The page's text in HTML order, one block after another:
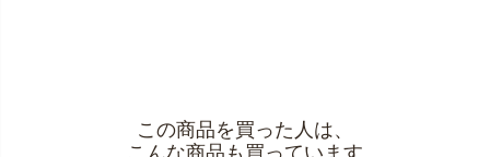
この商品を買った人は、
こんな商品も買っています